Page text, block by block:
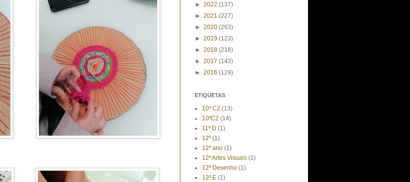
► 2022 (137)
► 2021 (227)
► 2020 (263)
► 2019 (123)
► 2018 (218)
► 2017 (143)
► 2016 (129)
ETIQUETAS
10º C2 (13)
10ºC2 (14)
11º D (1)
12º (1)
12º ano (1)
12º Artes Visuais (1)
12º Desenho (1)
12º E (1)